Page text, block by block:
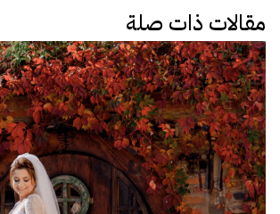
مقالات ذات صلة